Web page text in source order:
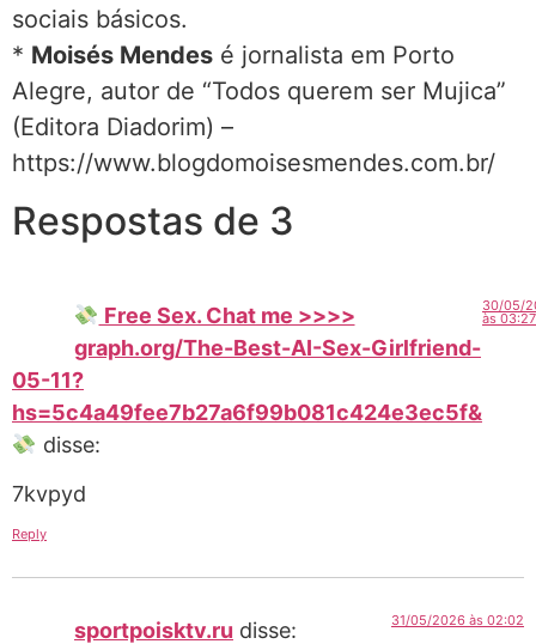
sociais básicos.
* Moisés Mendes é jornalista em Porto
Alegre, autor de “Todos querem ser Mujica”
(Editora Diadorim) –
https://www.blogdomoisesmendes.com.br/
Respostas de 3
Free Sex. Chat me >>>>
graph.org/The-Best-AI-Sex-Girlfriend-
05-11?
hs=5c4a49fee7b27a6f99b081c424e3ec5f&
disse:
30/05/
às 03:27
7kvpyd
Reply
sportpoisktv.ru disse: 31/05/2026 às 02:02